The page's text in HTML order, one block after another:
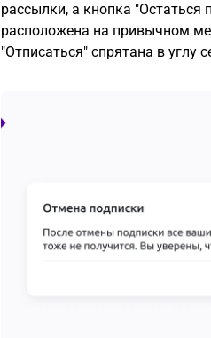
рассылки, а кнопка
расположена на привычном
"Отписаться" спрятана в